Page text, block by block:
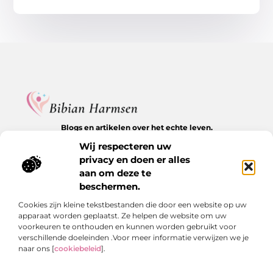
Wij respecteren uw
privacy en doen er alles
aan om deze te
beschermen.
Cookies zijn kleine tekstbestanden die door een website op uw
apparaat worden geplaatst. Ze helpen de website om uw
voorkeuren te onthouden en kunnen worden gebruikt voor
verschillende doeleinden .Voor meer informatie verwijzen we je
naar ons [cookiebeleid].
Blogs en artikelen over het echte leven.
waardevolle inzichten op BibianHarmsen.nl.
Bericht categorie
Onze informatie